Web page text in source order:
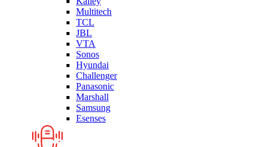
Multitech
TCL
JBL
VTA
Sonos
Hyundai
Challenger
Panasonic
Marshall
Samsung
Esenses